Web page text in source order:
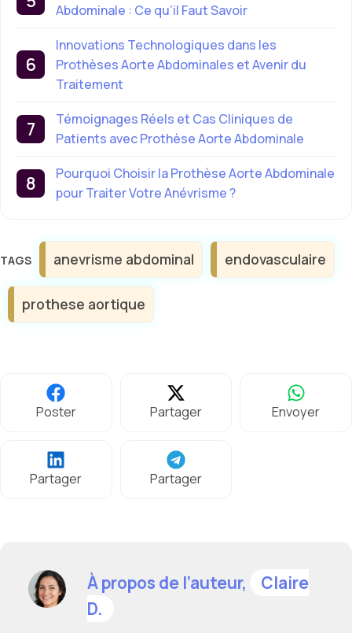
Abdominale : Ce qu’il Faut Savoir
Innovations Technologiques dans les
Prothèses Aorte Abdominales et Avenir du
Traitement
Témoignages Réels et Cas Cliniques de
Patients avec Prothèse Aorte Abdominale
Pourquoi Choisir la Prothèse Aorte Abdominale
pour Traiter Votre Anévrisme ?
Étiquettes
anevrisme abdominal endovasculaire
prothese aortique
Poster Partager Envoyer
Partager Partager
À propos de l’auteur,
Claire
D.